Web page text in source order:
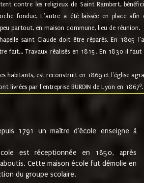
contre les religieux de Saint Rambert,
fondue. L'autre a été laissée en place
partout, en maison commune, lieu de réunion.
saint Claude doit être réparés. En 1805
fait... Travaux réalisés en 1815. En 1830 il
habitants, est reconstruit en 1869 et l'église
livrées par l'entreprise BURDIN de Lyon en 18678.
1791 un maître d'école enseigne à
est réceptionnée en 1850, après
Cette maison école fut démolie en
du groupe scolaire.